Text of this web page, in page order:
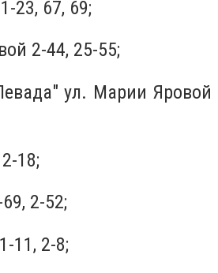
23, 67, 69;
2-44, 25-55;
ул. Марии Яровой
18;
2-52;
11, 2-8;